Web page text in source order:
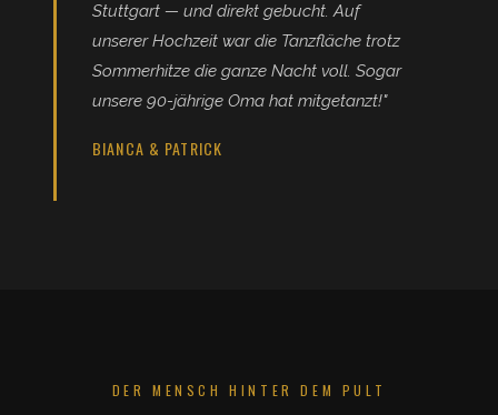
Stuttgart — und direkt gebucht. Auf
unserer Hochzeit war die Tanzfläche trotz
Sommerhitze die ganze Nacht voll. Sogar
unsere 90-jährige Oma hat mitgetanzt!"
BIANCA & PATRICK
DER MENSCH HINTER DEM PULT